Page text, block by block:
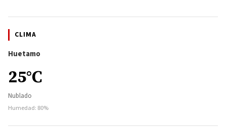
CLIMA
Huetamo
25°C
Nublado
Humedad: 80%